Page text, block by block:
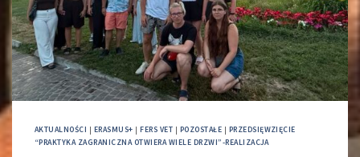
AKTUALNOŚCI | ERASMUS+ |FERS VET | POZOSTAŁE | PRZEDSIĘWZIĘCIE
“PRAKTYKA ZAGRANICZNA OTWIERA WIELE DRZWI”-REALIZACJA